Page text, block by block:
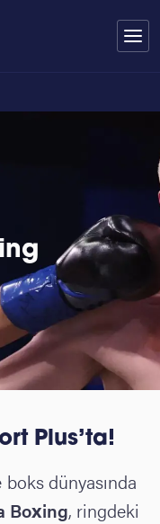
Plus’ta!
dünyasında
Boxing, ringdeki